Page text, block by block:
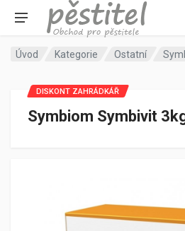
Úvod Kategorie Ostatní
Symbiom Symbivit
DISKONT ZAHRÁDKÁŘ